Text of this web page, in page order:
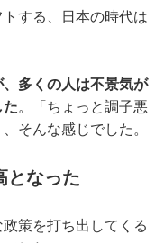
する、日本の時代は
多くの人は不景気が
た。「ちょっと調子悪
そんな感じでした。
となった
策を打ち出してくる